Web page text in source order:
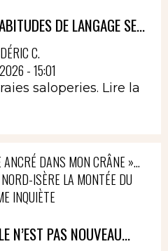
DE LANGAGE SE...
C.
- 15:01
saloperies. Lire la
ANCRÉ DANS MON CRÂNE »…
ISÈRE LA MONTÉE DU
INQUIÈTE
N’EST PAS NOUVEAU...